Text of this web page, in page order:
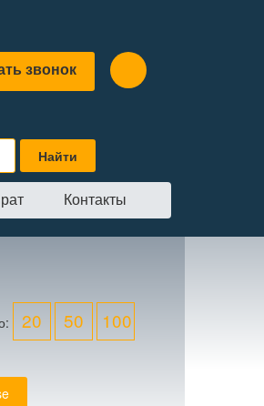
звонок
Контакты
20 50 100